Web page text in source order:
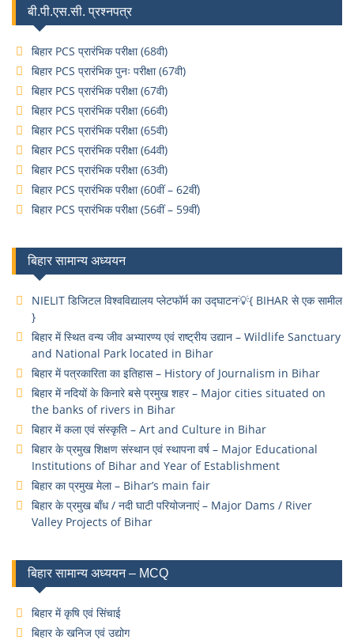
बी.पी.एस.सी. प्रश्नपत्र
बिहार PCS प्रारंभिक परीक्षा (68वी)
बिहार PCS प्रारंभिक पुनः परीक्षा (67वी)
बिहार PCS प्रारंभिक परीक्षा (67वी)
बिहार PCS प्रारंभिक परीक्षा (66वी)
बिहार PCS प्रारंभिक परीक्षा (65वी)
बिहार PCS प्रारंभिक परीक्षा (64वी)
बिहार PCS प्रारंभिक परीक्षा (63वी)
बिहार PCS प्रारंभिक परीक्षा (60वीं – 62वीं)
बिहार PCS प्रारंभिक परीक्षा (56वीं – 59वीं)
बिहार सामान्य अध्ययन
NIELIT डिजिटल विश्वविद्यालय प्लेटफॉर्म का उद्घाटन💡{ BIHAR से एक सामील
}
बिहार में स्थित वन्य जीव अभ्यारण्य एवं राष्ट्रीय उद्यान – Wildlife Sanctuary
and National Park located in Bihar
बिहार में पत्रकारिता का इतिहास – History of Journalism in Bihar
बिहार में नदियों के किनारे बसे प्रमुख शहर – Major cities situated on
the banks of rivers in Bihar
बिहार में कला एवं संस्कृति – Art and Culture in Bihar
बिहार के प्रमुख शिक्षण संस्थान एवं स्थापना वर्ष – Major Educational
Institutions of Bihar and Year of Establishment
बिहार का प्रमुख मेला – Bihar’s main fair
बिहार के प्रमुख बाँध / नदी घाटी परियोजनाएं – Major Dams / River
Valley Projects of Bihar
बिहार सामान्य अध्ययन – MCQ
बिहार में कृषि एवं सिंचाई
बिहार के खनिज एवं उद्योग